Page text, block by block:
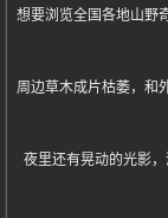
想要浏览全国各地山野
周边草木成片枯萎，和
夜里还有晃动的光影